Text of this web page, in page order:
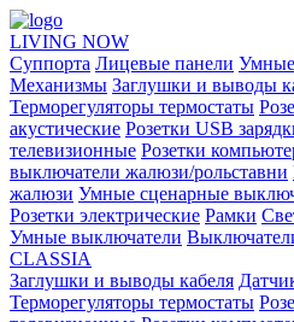
LIVING NOW
Суппорта Лицевые панели
Механизмы Заглушки и выводы
Терморегуляторы термостаты
акустические Розетки USB
телевизионные Розетки
выключатели жалюзи/рольставни
жалюзи Умные сценарные
Розетки электрические Рамки
Умные выключатели
CLASSIA
Заглушки и выводы кабеля
Терморегуляторы термостаты